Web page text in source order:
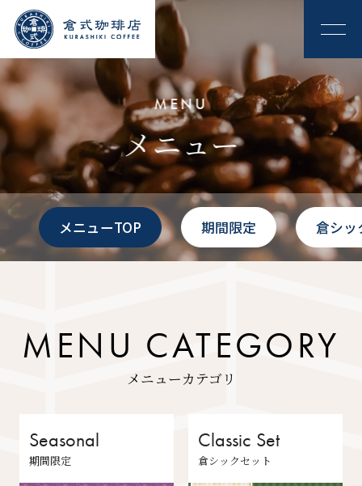
MENU
メニュー
メニューTOP 期間限定 倉シッ
MENU CATEGORY
メニューカテゴリ
Seasonal
期間限定
Classic Set
倉シックセット